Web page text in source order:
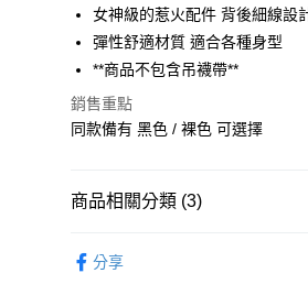
街口支付
悠遊付
Google Pay
【關於「AFTEE先享後付」】
１．簡單：不需註冊會員、不需綁卡、
運送方式
女神級的惹火配件 背後細線設
彈性舒適材質 適合各種身型
**商品不包含吊襪帶**
銷售重點
同款備有 黑色 / 裸色 可選擇
商品相關分類 (3)
分享